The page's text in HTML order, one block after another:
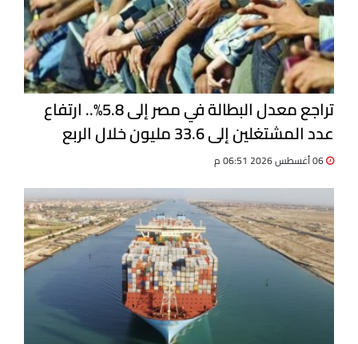
تراجع معدل البطالة في مصر إلى 5.8%.. ارتفاع
عدد المشتغلين إلى 33.6 مليون خلال الربع
الثاني 2026